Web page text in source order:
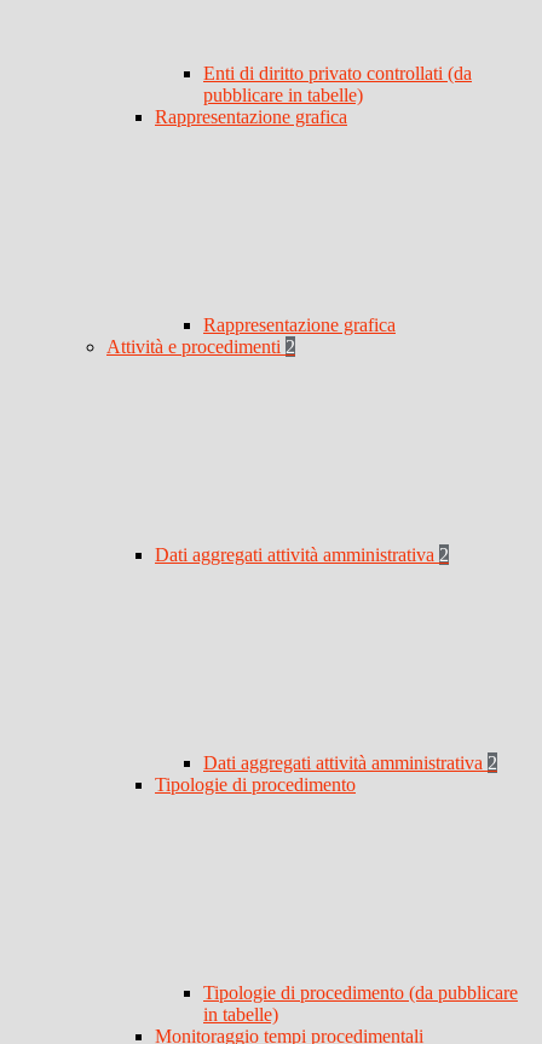
Enti di diritto privato controllati (da
pubblicare in tabelle)
Rappresentazione grafica
Rappresentazione grafica
Attività e procedimenti 2
Dati aggregati attività amministrativa 2
Dati aggregati attività amministrativa 2
Tipologie di procedimento
Tipologie di procedimento (da pubblicare
in tabelle)
Monitoraggio tempi procedimentali